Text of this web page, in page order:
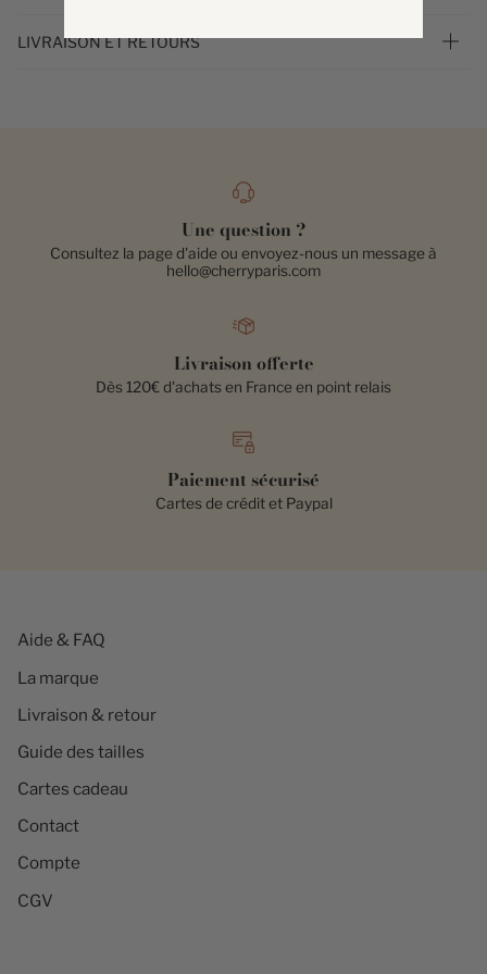
LIVRAISON ET RETOURS
Une question ?
Consultez la page d'aide ou envoyez-nous un message à
hello@cherryparis.com
Livraison offerte
Dès 120€ d'achats en France en point relais
Paiement sécurisé
Cartes de crédit et Paypal
Aide & FAQ
La marque
Livraison & retour
Guide des tailles
Cartes cadeau
Contact
Compte
CGV